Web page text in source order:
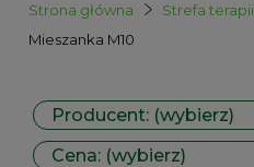
Strona główna Strefa terapii
Mieszanka M10
Producent: (wybierz)
Cena: (wybierz)